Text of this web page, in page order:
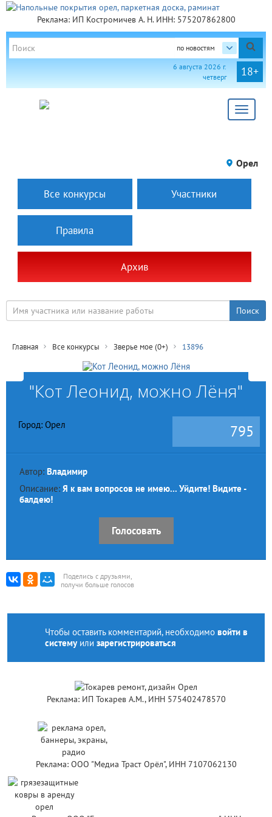
Реклама: ИП Костромичев А. Н. ИНН: 575207862800
по новостям
18+
6 августа 2026 г.
четверг
Toggle
Орел
Все конкурсы Участники
Правила
Архив
Главная Все конкурсы Зверье мое (0+) 13896
"Кот Леонид, можно Лёня"
Город: Орел 795
Автор: Владимир
Описание: Я к вам вопросов не имею... Уйдите! Видите -
балдею!
Голосовать
Поделись с друзьями,
получи больше голосов
Чтобы оставить комментарий, необходимо войти в
системуили зарегистрироваться
Реклама: ИП Токарев А.М., ИНН 575402478570
Реклама: ООО "Медиа Траст Орёл", ИНН 7107062130